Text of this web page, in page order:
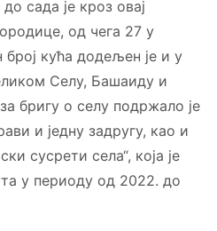
сада је кроз овај
од чега 27 у
број кућа додељен је и у
Селу, Башаиду и
бригу о селу подржало је
и једну задругу, као и
сусрети села“, која је
у периоду од 2022. до